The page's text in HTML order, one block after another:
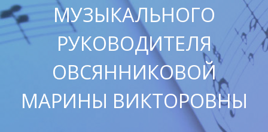
МУЗЫКАЛЬНОГО
РУКОВОДИТЕЛЯ
ОВСЯННИКОВОЙ
МАРИНЫ ВИКТОРОВНЫ